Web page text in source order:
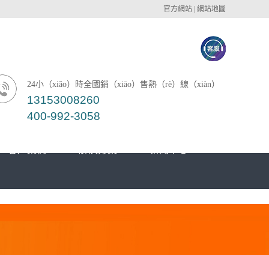
官方網站 網站地圖
24小（xiǎo）時全國銷（xiāo）售熱（rè）線（xiàn）
13153008260
400-992-3058